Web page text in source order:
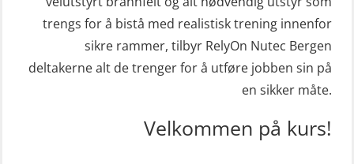
Ledertrening i beredskap og
krisehåndtering for plattformsjefer
(OER105)
Livbåtfører FF1200 repetisjon
(MBSBLE003)
STCW oppdatering Livbåtfører
redningsfarkoster 8 t – konvensjonell
STCW oppdatering Mann-Over-Bord
trengs for å bistå med realistisk trening innenfor
sikre rammer, tilbyr RelyOn Nutec Bergen
deltakerne alt de trenger for å utføre jobben sin på
en sikker måte.
Velkommen på kurs!